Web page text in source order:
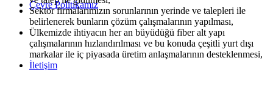
Çevre Politikamız
İletişim
Sektör firmalarımızın sorunlarının yerinde ve talepleri ile
belirlenerek bunların çözüm çalışmalarının yapılması,
Ülkemizde ihtiyacın her an büyüdüğü fiber alt yapı
çalışmalarının hızlandırılması ve bu konuda çeşitli yurt dışı
markalar ile iç piyasada üretim anlaşmalarının desteklenmesi,